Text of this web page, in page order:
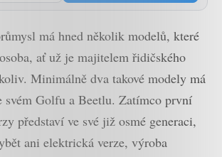
má hned několik modelů, které
ať už je majitelem řidičského
Minimálně dva takové modely má
svém Golfu a Beetlu. Zatímco první
představí ve své již osmé generaci,
ani elektrická verze, výroba